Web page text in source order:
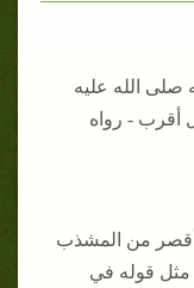
الله عليه
أقرب - رواه
من المشذب
مثل قوله في